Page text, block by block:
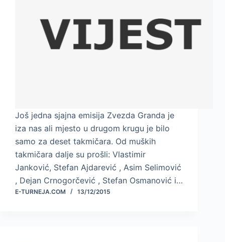
Još jedna sjajna emisija Zvezda Granda je
iza nas ali mjesto u drugom krugu je bilo
samo za deset takmičara. Od muških
takmičara dalje su prošli: Vlastimir
Janković, Stefan Ajdarević , Asim Selimović
, Dejan Crnogorčević , Stefan Osmanović i…
E-TURNEJA.COM 13/12/2015